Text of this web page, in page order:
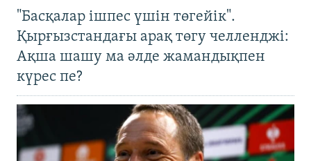
"Басқалар ішпес үшін төгейік".
Қырғызстандағы арақ төгу челленджі:
Ақша шашу ма әлде жамандықпен
күрес пе?